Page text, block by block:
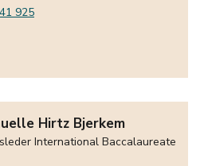
925
Hirtz Bjerkem
International Baccalaureate